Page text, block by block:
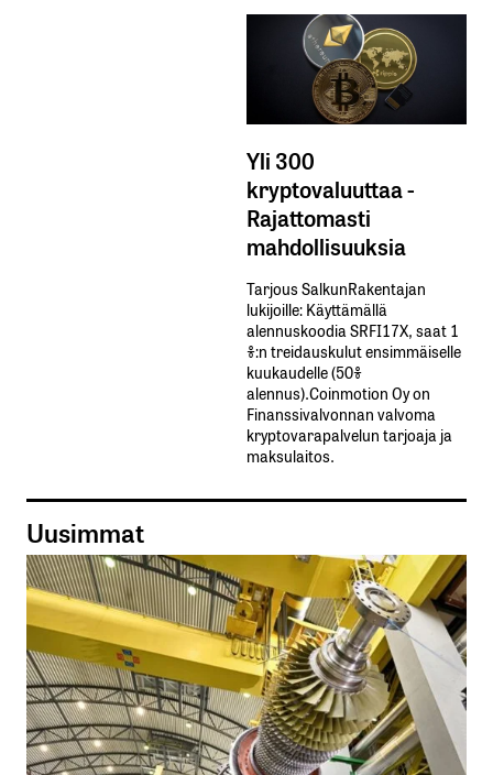
Yli 300
kryptovaluuttaa -
Rajattomasti
mahdollisuuksia
Tarjous SalkunRakentajan
lukijoille: Käyttämällä​ ​
alennuskoodia​ ​SRFI17X,​ ​saat​ ​1
%:n treidauskulut​ ​ensimmäiselle​ ​
kuukaudelle​ ​(50%​ ​
alennus).Coinmotion Oy on
Finanssivalvonnan valvoma
kryptovarapalvelun tarjoaja ja
maksulaitos.
Uusimmat